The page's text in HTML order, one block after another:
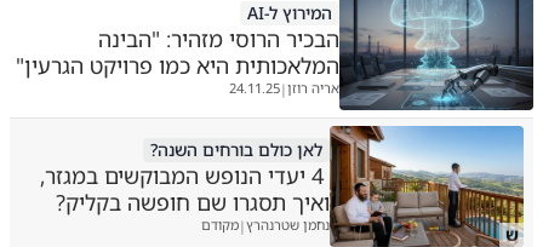
המירוץ ל-AI
הבכיר הרוסי מזהיר: "הבינה
המלאכותית היא כמו פרויקט הגרעין"
אריה רוזן|
24.11.25
ש
לאן כולם בורחים השנה?
4 יעדי הנופש המבוקשים במגזר,
ואיך תסגרו שם חופשה בקליק?
נחמן שטרנהרץ|מקודם